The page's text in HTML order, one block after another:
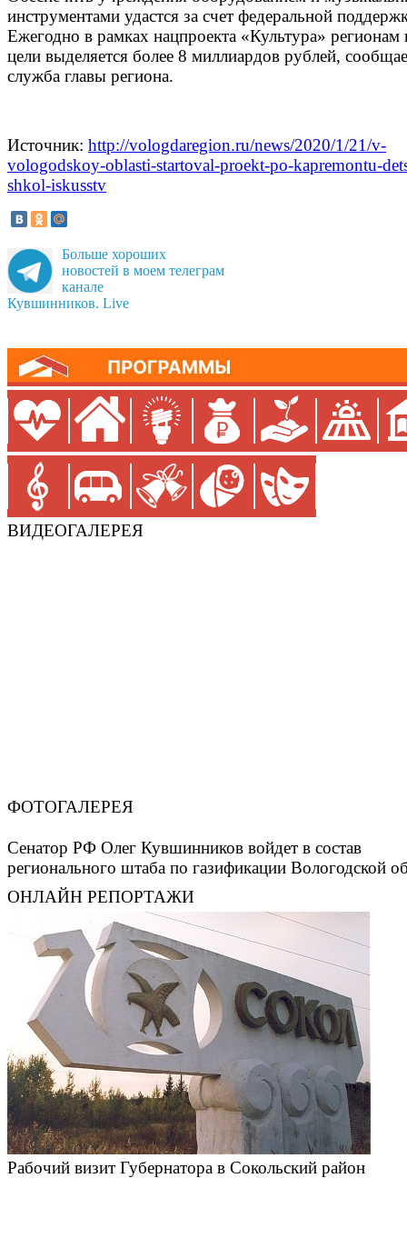
инструментами удастся за счет федеральной
Ежегодно в рамках нацпроекта «Культура» регионам
цели выделяется более 8 миллиардов рублей,
служба главы региона.
Источник: http://vologdaregion.ru/news/2020/1/21/v-
vologodskoy-oblasti-startoval-proekt-po-kapremontu-
shkol-iskusstv
Больше хороших
новостей в моем телеграм
канале
Кувшинников. Live
ВИДЕОГАЛЕРЕЯ
ФОТОГАЛЕРЕЯ
Сенатор РФ Олег Кувшинников войдет в состав
регионального штаба по газификации Вологодской
ОНЛАЙН РЕПОРТАЖИ
Рабочий визит Губернатора в Сокольский район